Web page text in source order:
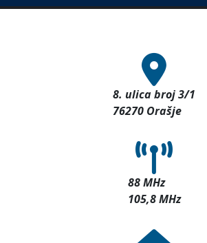
8. ulica broj 3/1
76270 Orašje
88 MHz
105,8 MHz